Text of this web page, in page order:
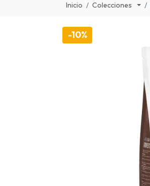
Inicio Colecciones
-10%